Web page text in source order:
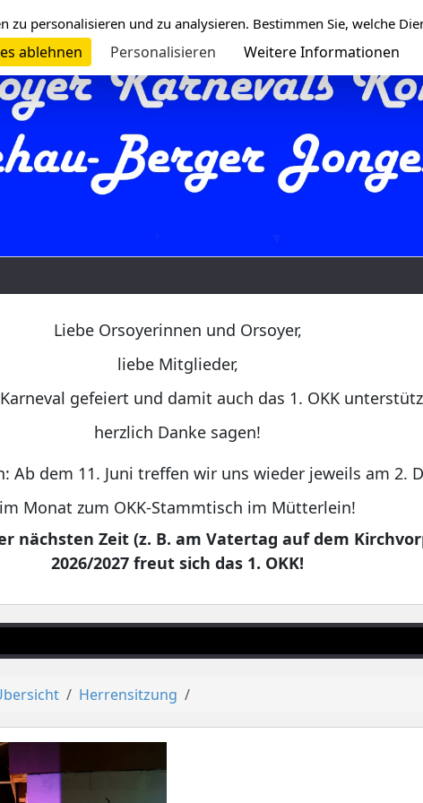
Liebe Orsoyerinnen und Orsoyer,
liebe Mitglieder,
gefeiert und damit auch das 1. OKK
herzlich Danke sagen!
Ab dem 11. Juni treffen wir uns wieder jeweils am 2.
im Monat zum OKK-Stammtisch im Mütterlein!
nächsten Zeit (z. B. am Vatertag auf dem
2026/2027 freut sich das 1. OKK!
Herrensitzung
zu personalisieren und zu analysieren. Bestimmen Sie, welche
ablehnen
Personalisieren Weitere Informationen